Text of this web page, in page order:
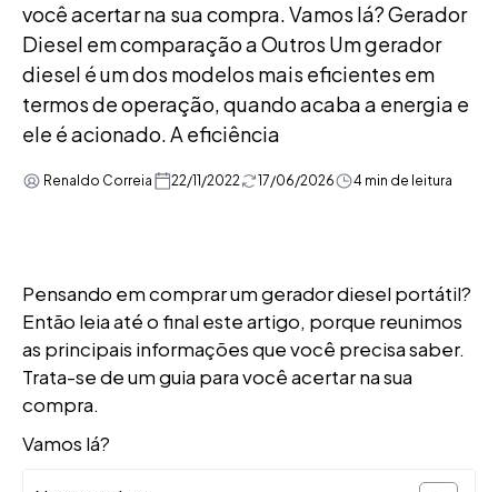
você acertar na sua compra. Vamos lá? Gerador
Diesel em comparação a Outros Um gerador
diesel é um dos modelos mais eficientes em
termos de operação, quando acaba a energia e
ele é acionado. A eficiência
Renaldo Correia 22/11/2022 17/06/2026 4 min de leitura
Pensando em comprar um gerador diesel portátil?
Então leia até o final este artigo, porque reunimos
as principais informações que você precisa saber.
Trata-se de um guia para você acertar na sua
compra.
Vamos lá?